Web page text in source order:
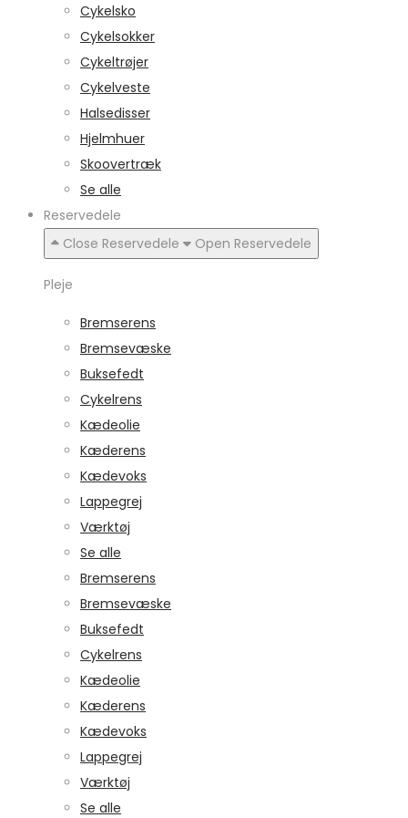
Cykelsko
Cykelsokker
Cykeltrøjer
Cykelveste
Halsedisser
Hjelmhuer
Skoovertræk
Se alle
Reservedele
Close Reservedele
Open Reservedele
Pleje
Bremserens
Bremsevæske
Buksefedt
Cykelrens
Kædeolie
Kæderens
Kædevoks
Lappegrej
Værktøj
Se alle
Bremserens
Bremsevæske
Buksefedt
Cykelrens
Kædeolie
Kæderens
Kædevoks
Lappegrej
Værktøj
Se alle